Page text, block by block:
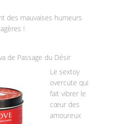
des mauvaises humeurs
!
de Passage du Désir
Le sextoy
overcute qui
fait vibrer le
cœur des
amoureux